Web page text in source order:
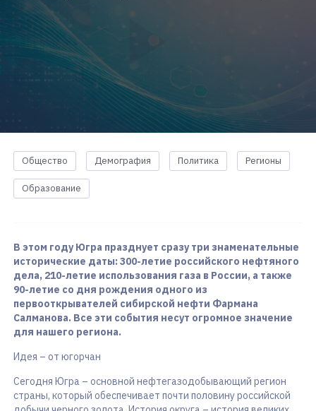
Общество Демография Политика Регионы
Образование
В этом году Югра празднует сразу три знаменательные
исторические даты: 300-летие российского нефтяного
дела, 210-летие использования газа в России, а также
90-летие со дня рождения одного из
первооткрывателей сибирской нефти Фармана
Салманова. Все эти события несут огромное значение
для нашего региона.
Идея – от югорчан
Сегодня Югра – основной нефтегазодобывающий регион
страны, который обеспечивает почти половину российской